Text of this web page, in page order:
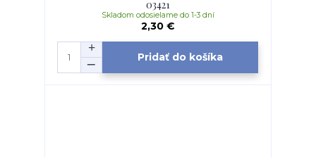
03421
2,30 €
Skladom odosielame do 1-3 dní
Pridať do košíka